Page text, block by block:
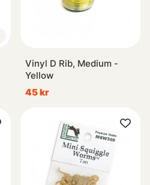
Vinyl D Rib, Medium -
Yellow
45 kr